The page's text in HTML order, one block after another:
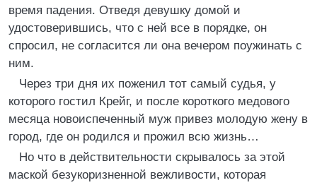
время падения. Отведя девушку домой и
удостоверившись, что с ней все в порядке, он
спросил, не согласится ли она вечером поужинать с
ним.
Через три дня их поженил тот самый судья, у
которого гостил Крейг, и после короткого медового
месяца новоиспеченный муж привез молодую жену в
город, где он родился и прожил всю жизнь…
Но что в действительности скрывалось за этой
маской безукоризненной вежливости, которая